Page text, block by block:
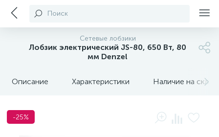
Поиск
Сетевые лобзики
Лобзик электрический JS-80, 650 Вт, 80
мм Denzel
Описание Характеристики Наличие на
-25%